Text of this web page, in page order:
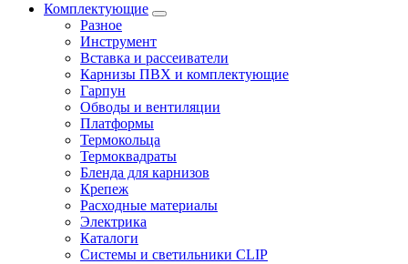
Комплектующие
Разное
Инструмент
Вставка и рассеиватели
Карнизы ПВХ и комплектующие
Гарпун
Обводы и вентиляции
Платформы
Термокольца
Термоквадраты
Бленда для карнизов
Крепеж
Расходные материалы
Электрика
Каталоги
Системы и светильники CLIP